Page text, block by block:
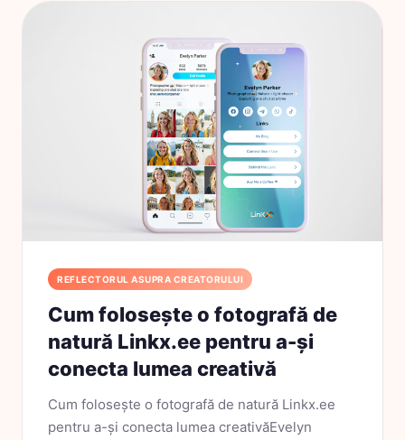
REFLECTORUL ASUPRA CREATORULUI
Cum folosește o fotografă de
natură Linkx.ee pentru a-și
conecta lumea creativă
Cum folosește o fotografă de natură Linkx.ee
pentru a-și conecta lumea creativăEvelyn